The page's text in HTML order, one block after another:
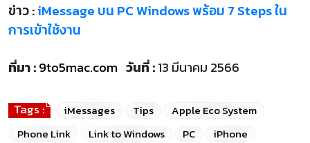
ข่าว :iMessage บน PC Windows พร้อม 7 Steps ใน
การเข้าใช้งาน
ที่มา :9to5mac.com วันที่ :13 มีนาคม 2566
Tags : iMessages Tips
Apple Eco System
Phone Link
Link to Windows PC
iPhone